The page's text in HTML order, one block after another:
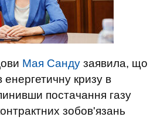
Мая Санду заявила, що
кризу в
постачання газу
зобов'язань